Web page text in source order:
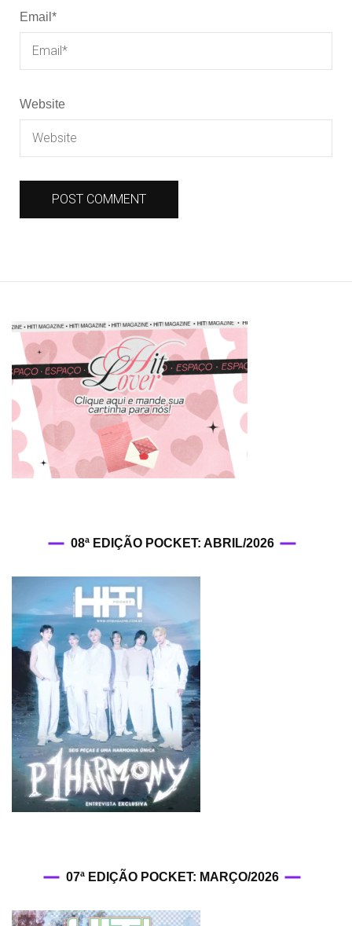
Email *
Website
08ª EDIÇÃO POCKET: ABRIL/2026
07ª EDIÇÃO POCKET: MARÇO/2026